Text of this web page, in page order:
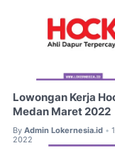
Lowongan Kerja
Medan Maret 2022
By Admin Lokernesia.id •
2022